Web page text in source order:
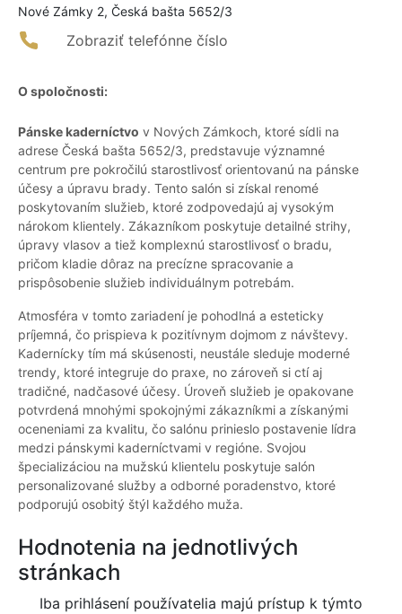
Nové Zámky 2, Česká bašta 5652/3
Zobraziť telefónne číslo
O spoločnosti:
Pánske kaderníctvo v Nových Zámkoch, ktoré sídli na
adrese Česká bašta 5652/3, predstavuje významné
centrum pre pokročilú starostlivosť orientovanú na pánske
účesy a úpravu brady. Tento salón si získal renomé
poskytovaním služieb, ktoré zodpovedajú aj vysokým
nárokom klientely. Zákazníkom poskytuje detailné strihy,
úpravy vlasov a tiež komplexnú starostlivosť o bradu,
pričom kladie dôraz na precízne spracovanie a
prispôsobenie služieb individuálnym potrebám.
Atmosféra v tomto zariadení je pohodlná a esteticky
príjemná, čo prispieva k pozitívnym dojmom z návštevy.
Kadernícky tím má skúsenosti, neustále sleduje moderné
trendy, ktoré integruje do praxe, no zároveň si ctí aj
tradičné, nadčasové účesy. Úroveň služieb je opakovane
potvrdená mnohými spokojnými zákazníkmi a získanými
oceneniami za kvalitu, čo salónu prinieslo postavenie lídra
medzi pánskymi kaderníctvami v regióne. Svojou
špecializáciou na mužskú klientelu poskytuje salón
personalizované služby a odborné poradenstvo, ktoré
podporujú osobitý štýl každého muža.
Hodnotenia na jednotlivých
stránkach
Iba prihlásení používatelia majú prístup k týmto